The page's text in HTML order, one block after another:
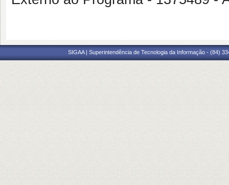
SIGAA | Superintendência de Tecnologia da Informação - (84)